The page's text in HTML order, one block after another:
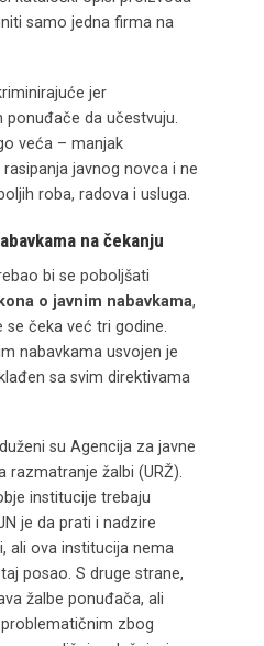
samo jedna firma na
jer
da učestvuju.
veća – manjak
javnog novca i ne
roba, radova i usluga.
na čekanju
bi se poboljšati
o javnim nabavkama,
čeka već tri godine.
nabavkama usvojen je
sa svim direktivama
su Agencija za javne
razmatranje žalbi (URŽ).
institucije trebaju
je da prati i nadzire
ali ova institucija nema
posao. S druge strane,
žalbe ponuđača, ali
zbog